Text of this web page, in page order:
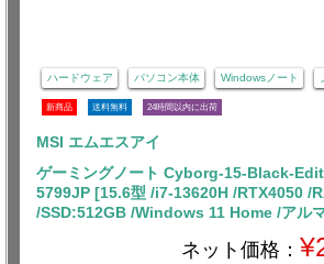
ハードウェア パソコン本体 Windowsノート
新商品 送料無料 24時間以内に出荷
MSI エムエスアイ
ゲーミングノート Cyborg-15-Black-
5799JP [15.6型 /i7-13620H /RTX4050 /
/SSD:512GB /Windows 11 Home /アル
ネット価格：